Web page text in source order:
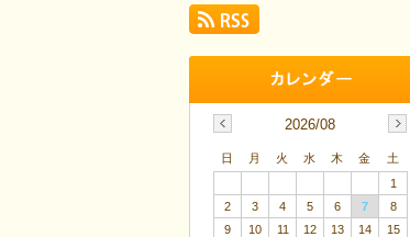
2026/08
日 月 火 水 木 金
土
1
2
3 4 5 6 7
8
9
10 11 12 13 14
15